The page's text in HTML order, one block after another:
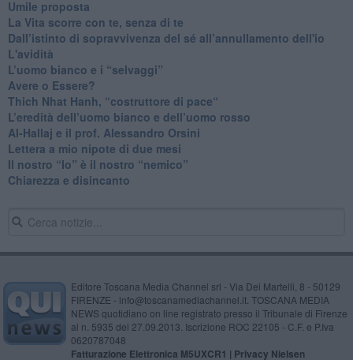
​Umile proposta
​La Vita scorre con te, senza di te
​Dall’istinto di sopravvivenza del sé all’annullamento dell'io
L'avidità
​L’uomo bianco e i “selvaggi”
​Avere o Essere?
​Thich Nhat Hanh, “costruttore di pace“
​L’eredità dell’uomo bianco e dell’uomo rosso
Al-Hallaj e il prof. Alessandro Orsini
​Lettera a mio nipote di due mesi
​Il nostro “Io” è il nostro “nemico”
​Chiarezza e disincanto
Editore Toscana Media Channel srl - Via Dei Martelli, 8 - 50129
FIRENZE - info@toscanamediachannel.it. TOSCANA MEDIA
NEWS quotidiano on line registrato presso il Tribunale di Firenze
al n. 5935 del 27.09.2013. Iscrizione ROC 22105 - C.F. e P.Iva
0620787048
Fatturazione Elettronica M5UXCR1 | Privacy Nielsen